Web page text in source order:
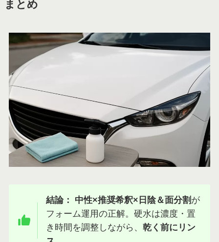
まとめ
結論： 中性×推奨希釈×日陰＆面分割 が
フォーム運用の正解。硬水は濃度・置
き時間を調整しながら、乾く前にリン